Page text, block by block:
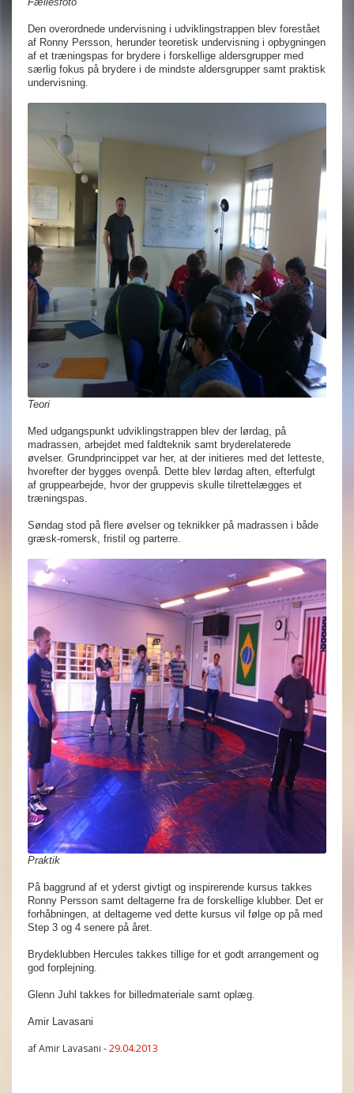
Den overordnede undervisning i udviklingstrappen blev forestået
af Ronny Persson, herunder teoretisk undervisning i opbygningen
af et træningspas for brydere i forskellige aldersgrupper med
særlig fokus på brydere i de mindste aldersgrupper samt praktisk
undervisning.
Teori
Med udgangspunkt udviklingstrappen blev der lørdag, på
madrassen, arbejdet med faldteknik samt bryderelaterede
øvelser. Grundprincippet var her, at der initieres med det letteste,
hvorefter der bygges ovenpå. Dette blev lørdag aften, efterfulgt
af gruppearbejde, hvor der gruppevis skulle tilrettelægges et
træningspas.
Søndag stod på flere øvelser og teknikker på madrassen i både
græsk-romersk, fristil og parterre.
Praktik
På baggrund af et yderst givtigt og inspirerende kursus takkes
Ronny Persson samt deltagerne fra de forskellige klubber. Det er
forhåbningen, at deltagerne ved dette kursus vil følge op på med
Step 3 og 4 senere på året.
Brydeklubben Hercules takkes tillige for et godt arrangement og
god forplejning.
Glenn Juhl takkes for billedmateriale samt oplæg.
Amir Lavasani
af Amir Lavasani -29.04.2013